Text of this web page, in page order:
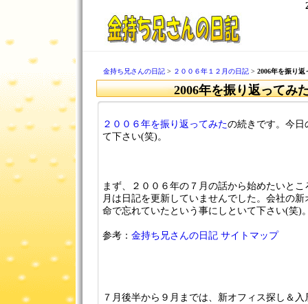
金持ち兄さんの日記 > ２００６年１２月の日記 > 2006年を振り返
2006年を振り返ってみ
２００６年を振り返ってみたの続きです。今日
て下さい(笑)。
まず、２００６年の７月の話から始めたいと
月は日記を更新していませんでした。会社の
命で忘れていたという事にしといて下さい(笑)
参考： 金持ち兄さんの日記 サイトマップ
７月後半から９月までは、新オフィス探し＆